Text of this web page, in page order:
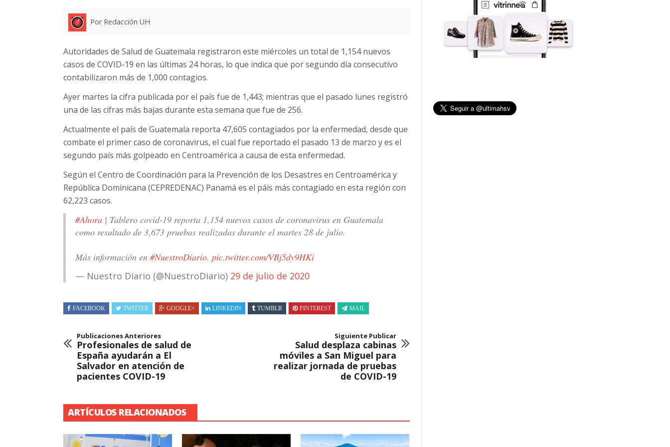
Por Redacción UH
Autoridades de Salud de Guatemala registraron este miércoles un total de 1,154 nuevos
casos de COVID-19 en las últimas 24 horas, lo que indica que por segundo día consecutivo
contabilizaron más de 1,000 contagios.
Ayer martes la cifra publicada por el país fue de 1,443; mientras que el pasado lunes registró
una de las cifras más bajas durante esta semana que fue de 256.
Actualmente el país de Guatemala reporta 47,605 contagiados por la enfermedad, desde que
combate el primer caso de coronavirus, el cual fue reportado el pasado 13 de marzo y es el
segundo país más golpeado en Centroamérica a causa de esta enfermedad.
Según el Centro de Coordinación para la Prevención de los Desastres en Centroamérica y
República Dominicana (CEPREDENAC) Panamá es el páis más contagiado en esta región con
62,223 casos.
#Ahora | Tablero covid-19 reporta 1,154 nuevos casos de coronavirus en Guatemala
como resultado de 3,673 pruebas realizadas durante el martes 28 de julio.
Más información en #NuestroDiario. pic.twitter.com/VBj5dy9HKi
— Nuestro Diario (@NuestroDiario) 29 de julio de 2020
FACEBOOK TWITTER GOOGLE+ LINKEDIN TUMBLR PINTEREST MAIL
Publicaciones Anteriores
Profesionales de salud de
España ayudarán a El
Salvador en atención de
pacientes COVID-19
Siguiente Publicar
Salud desplaza cabinas
móviles a San Miguel para
realizar jornada de pruebas
de COVID-19
ARTÍCULOS RELACIONADOS